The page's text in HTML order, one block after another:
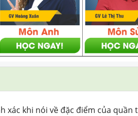
xác khi nói về đặc điểm của quần